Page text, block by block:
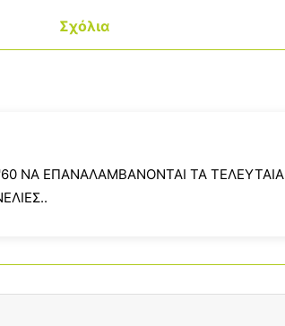
Σχόλια
ΝΑ ΕΠΑΝΑΛΑΜΒΑΝΟΝΤΑΙ ΤΑ